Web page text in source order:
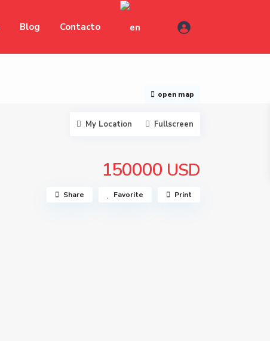
Blog Contacto
open map
My Location Fullscreen
150000 USD
Share Favorite Print